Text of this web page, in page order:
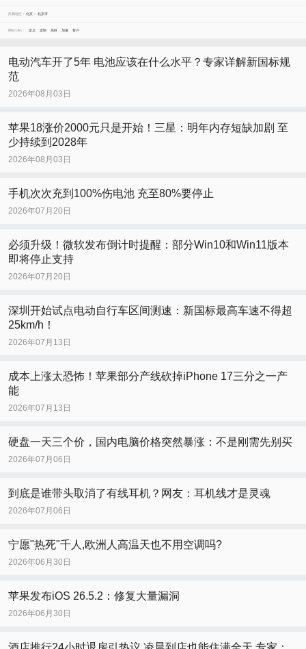
所属地区： 北京> 北京市
网站TAG： 定义 定制 高科 加速 客户
电动汽车开了5年 电池应该在什么水平？专家详解新国标规
范
2026年08月03日
苹果18涨价2000元只是开始！三星：明年内存短缺加剧 至
少持续到2028年
2026年08月03日
手机次次充到100%伤电池 充至80%要停止
2026年07月20日
必须升级！微软发布倒计时提醒：部分Win10和Win11版本
即将停止支持
2026年07月20日
深圳开始试点电动自行车区间测速：新国标最高车速不得超
25km/h！
2026年07月13日
成本上涨太恐怖！苹果部分产线砍掉iPhone 17三分之一产
能
2026年07月13日
硬盘一天三个价，国内电脑价格突然暴涨：不是刚需先别买
2026年07月06日
到底是谁带头取消了有线耳机？网友：耳机线才是灵魂
2026年07月06日
宁愿"热死"千人,欧洲人高温天也不用空调吗?
2026年06月30日
苹果发布iOS 26.5.2：修复大量漏洞
2026年06月30日